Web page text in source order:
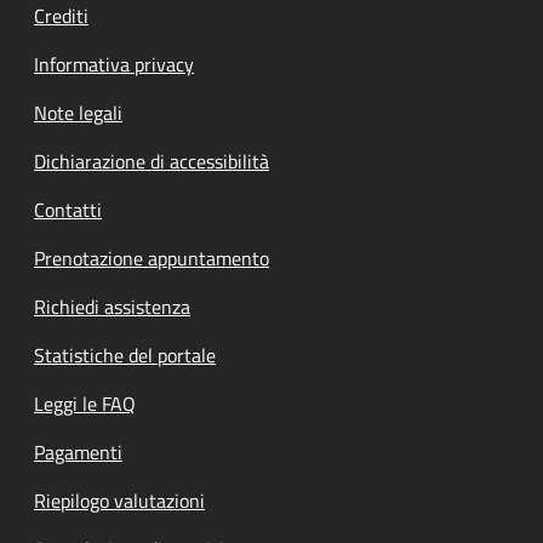
Crediti
Informativa privacy
Note legali
Dichiarazione di accessibilità
Contatti
Prenotazione appuntamento
Richiedi assistenza
Statistiche del portale
Leggi le FAQ
Pagamenti
Riepilogo valutazioni